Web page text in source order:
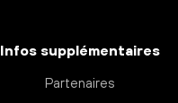
Infos supplémentaires
Partenaires